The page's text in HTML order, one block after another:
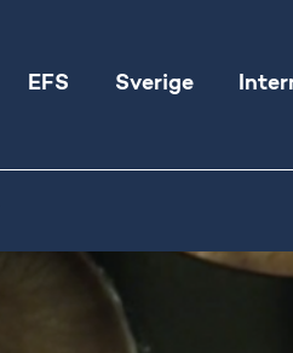
EFS Sverige